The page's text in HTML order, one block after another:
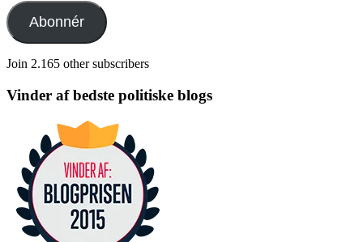
adresse
Abonnér
Join 2.165 other subscribers
Vinder af bedste politiske blogs